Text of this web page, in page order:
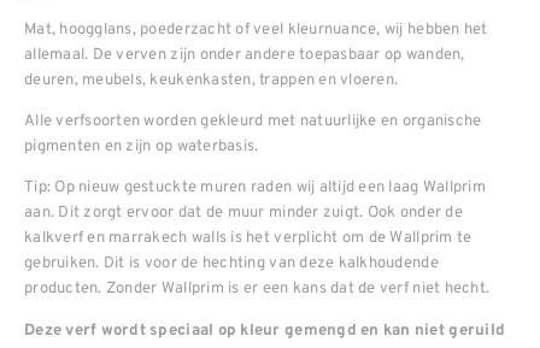
Mat, hoogglans, poederzacht of veel kleurnuance, wij hebben het
allemaal. De verven zijn onder andere toepasbaar op wanden,
deuren, meubels, keukenkasten, trappen en vloeren.
Alle verfsoorten worden gekleurd met natuurlijke en organische
pigmenten en zijn op waterbasis.
Tip: Op nieuw gestuckte muren raden wij altijd een laag Wallprim
aan. Dit zorgt ervoor dat de muur minder zuigt. Ook onder de
kalkverf en marrakech walls is het verplicht om de Wallprim te
gebruiken. Dit is voor de hechting van deze kalkhoudende
producten. Zonder Wallprim is er een kans dat de verf niet hecht.
Deze verf wordt speciaal op kleur gemengd en kan niet geruild